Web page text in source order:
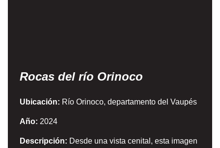
Rocas del río Orinoco
Ubicación: Río Orinoco, departamento del Vaupés
Año: 2024
Descripción: Desde una vista cenital, esta imagen